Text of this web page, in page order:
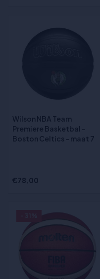
Wilson NBA Team
Premiere Basketbal -
Boston Celtics - maat 7
€78,00